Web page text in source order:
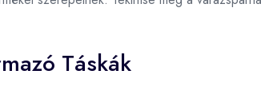
Táskák